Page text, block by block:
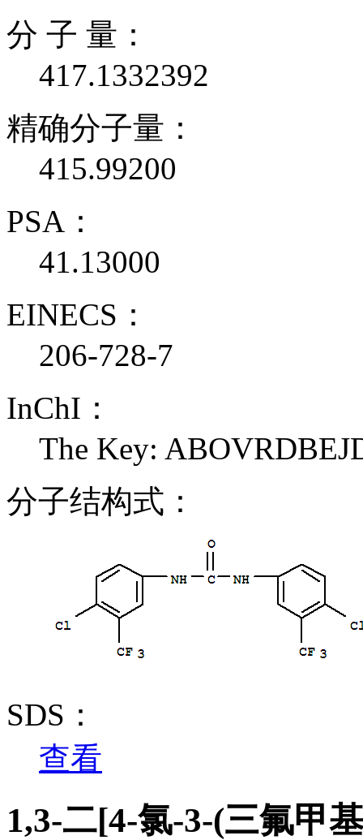
分 子 量：
417.1332392
精确分子量：
415.99200
PSA：
41.13000
EINECS：
206-728-7
InChI：
The Key:
分子结构式：
SDS：
查看
1,3-二[4-氯-3-(三氟甲